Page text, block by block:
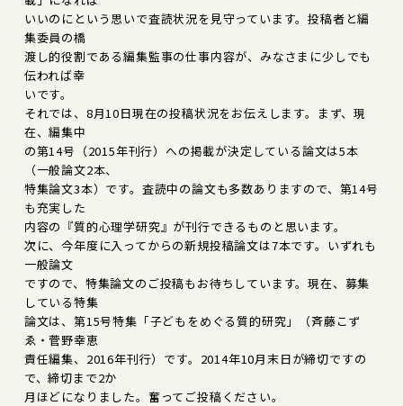
いいのにという思いで査読状況を見守っています。投稿者と編
集委員の橋
渡し的役割である編集監事の仕事内容が、みなさまに少しでも
伝われば幸
いです。
それでは、8月10日現在の投稿状況をお伝えします。まず、現
在、編集中
の第14号（2015年刊行）への掲載が決定している論文は5本
（一般論文2本、
特集論文3本）です。査読中の論文も多数ありますので、第14号
も充実した
内容の『質的心理学研究』が刊行できるものと思います。
次に、今年度に入ってからの新規投稿論文は7本です。いずれも
一般論文
ですので、特集論文のご投稿もお待ちしています。現在、募集
している特集
論文は、第15号特集「子どもをめぐる質的研究」（斉藤こず
ゑ・菅野幸恵
責任編集、2016年刊行）です。2014年10月末日が締切ですの
で、締切まで2か
月ほどになりました。奮ってご投稿ください。